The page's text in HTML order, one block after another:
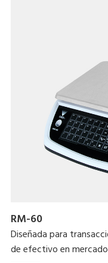
RM-60
Diseñada para
de efectivo en